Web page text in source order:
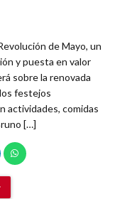
de Mayo, un
y puesta en valor
sobre la renovada
festejos
actividades, comidas
[…]